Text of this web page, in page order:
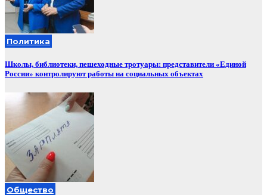
Политика
Школы, библиотеки, пешеходные тротуары: представители «Единой
России» контролируют работы на социальных объектах
Общество